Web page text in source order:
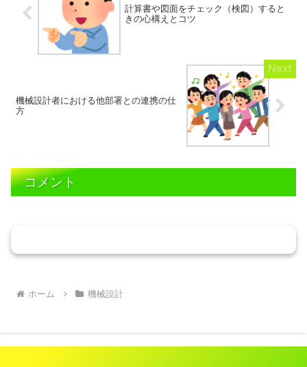
計算書や図面をチェック（検図）すると
きの心構えとコツ
機械設計者における他部署との連携の仕
方
コメント
ホーム 機械設計